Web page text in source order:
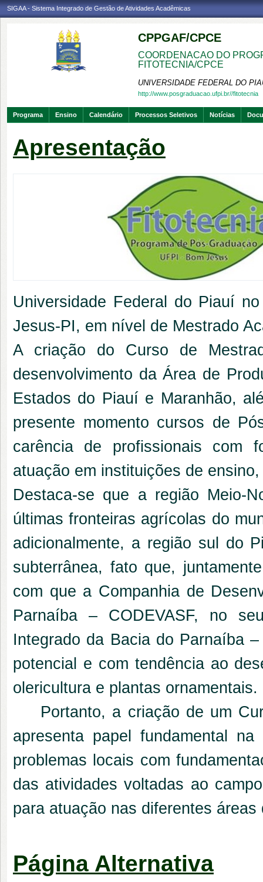
SIGAA - Sistema Integrado de Gestão de Atividades Acadêmicas
CPPGAF/CPCE
COORDENACAO DO
FITOTECNIA/CPCE
UNIVERSIDADE FEDERAL DO
http://www.posgraduacao.ufpi.br//fitotecnia
Programa Ensino Calendário Processos Seletivos Notícias
Apresentação
Universidade Federal do Piauí
Jesus-PI, em nível de Mestrado
A criação do Curso de
desenvolvimento da Área de
Estados do Piauí e Maranhão,
presente momento cursos de
carência de profissionais com
atuação em instituições de
Destaca-se que a região Meio-
últimas fronteiras agrícolas do
adicionalmente, a região sul do
subterrânea, fato que,
com que a Companhia de
Parnaíba – CODEVASF, no
Integrado da Bacia do Parnaíba
potencial e com tendência ao
olericultura e plantas ornamentais.
Portanto, a criação de um
apresenta papel fundamental
problemas locais com
das atividades voltadas ao
para atuação nas diferentes
Página Alternativa